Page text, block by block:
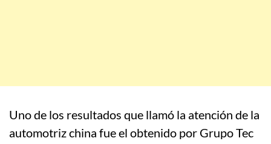
Uno de los resultados que llamó la atención de la
automotriz china fue el obtenido por Grupo Tec